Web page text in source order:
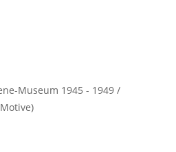
Museum 1945 - 1949 /